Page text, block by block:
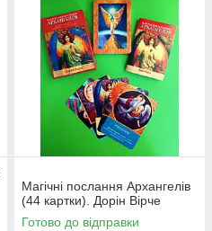
Магічні послання Архангелів
(44 картки). Дорін Вірче
Готово до відправки